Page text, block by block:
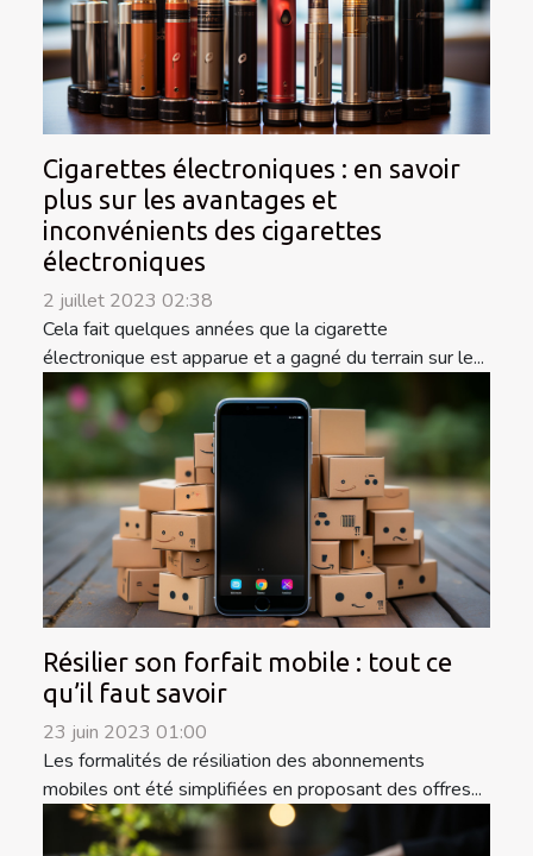
Cigarettes électroniques : en savoir
plus sur les avantages et
inconvénients des cigarettes
électroniques
2 juillet 2023 02:38
Cela fait quelques années que la cigarette
électronique est apparue et a gagné du terrain sur le...
Résilier son forfait mobile : tout ce
qu’il faut savoir
23 juin 2023 01:00
Les formalités de résiliation des abonnements
mobiles ont été simplifiées en proposant des offres...